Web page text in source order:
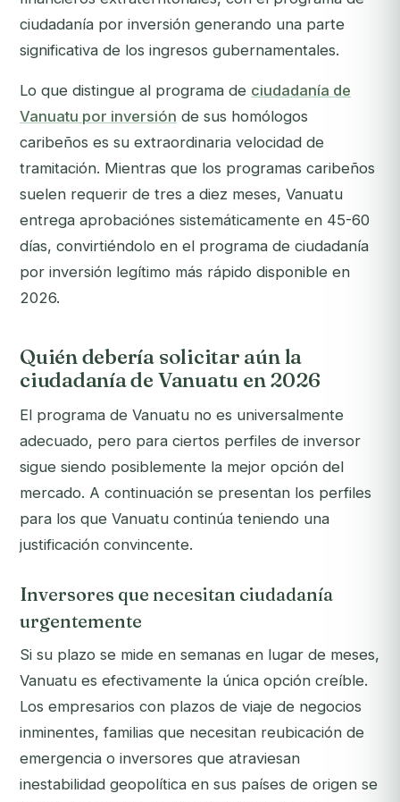
ciudadanía por inversión generando una parte
significativa de los ingresos gubernamentales.
Lo que distingue al programa de ciudadanía de
Vanuatu por inversión de sus homólogos
caribeños es su extraordinaria velocidad de
tramitación. Mientras que los programas caribeños
suelen requerir de tres a diez meses, Vanuatu
entrega aprobaciónes sistemáticamente en 45-60
días, convirtiéndolo en el programa de ciudadanía
por inversión legítimo más rápido disponible en
2026.
Quién debería solicitar aún la
ciudadanía de Vanuatu en 2026
El programa de Vanuatu no es universalmente
adecuado, pero para ciertos perfiles de inversor
sigue siendo posiblemente la mejor opción del
mercado. A continuación se presentan los perfiles
para los que Vanuatu continúa teniendo una
justificación convincente.
Inversores que necesitan ciudadanía
urgentemente
Si su plazo se mide en semanas en lugar de meses,
Vanuatu es efectivamente la única opción creíble.
Los empresarios con plazos de viaje de negocios
inminentes, familias que necesitan reubicación de
emergencia o inversores que atraviesan
inestabilidad geopolítica en sus países de origen se